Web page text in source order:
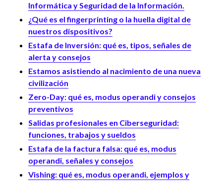
Informática y Seguridad de la Información.
¿Qué es el fingerprinting o la huella digital de
nuestros dispositivos?
Estafa de Inversión: qué es, tipos, señales de
alerta y consejos
Estamos asistiendo al nacimiento de una nueva
civilización
Zero-Day: qué es, modus operandi y consejos
preventivos
Salidas profesionales en Ciberseguridad:
funciones, trabajos y sueldos
Estafa de la factura falsa: qué es, modus
operandi, señales y consejos
Vishing: qué es, modus operandi, ejemplos y